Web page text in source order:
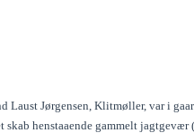
Laust Jørgensen, Klitmøller, var i
henstaaende gammelt jagtgevær